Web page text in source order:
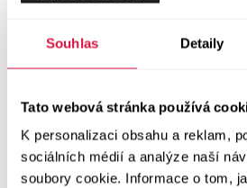
Souhlas Detaily
Tato webová stránka používá
K personalizaci obsahu a reklam,
sociálních médií a analýze naší
soubory cookie. Informace o tom,